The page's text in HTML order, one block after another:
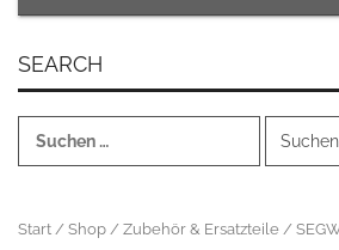
SEARCH
nach:
Start / Shop / Zubehör & Ersatzteile /